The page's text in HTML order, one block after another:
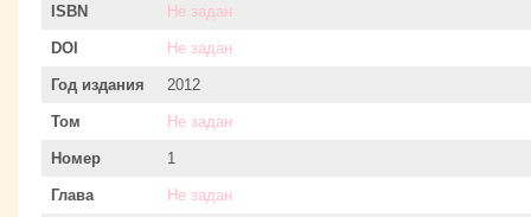
ISBN Не задан
DOI Не задан
Год издания 2012
Том Не задан
Номер 1
Глава Не задан